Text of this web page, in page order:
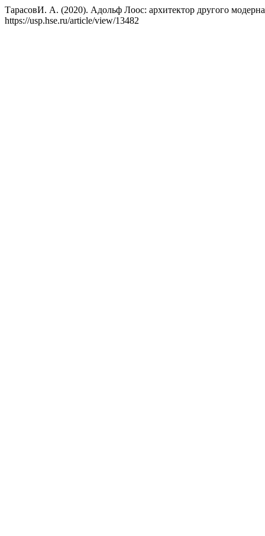
ТарасовИ. А. (2020). Адольф Лоос: архитектор другого
https://usp.hse.ru/article/view/13482